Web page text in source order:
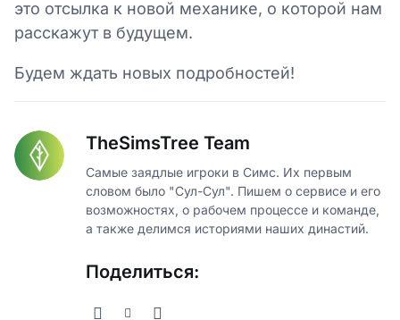
это отсылка к новой механике, о которой нам
расскажут в будущем.
Будем ждать новых подробностей!
TheSimsTree Team
Самые заядлые игроки в Симс. Их первым
словом было "Сул-Сул". Пишем о сервисе и его
возможностях, о рабочем процессе и команде,
а также делимся историями наших династий.
Поделиться: